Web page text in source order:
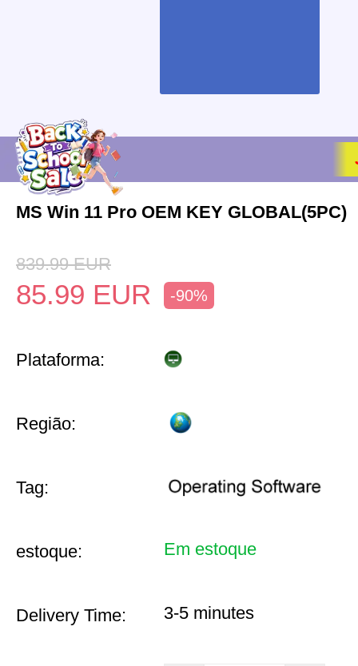
MS Win 11 Pro OEM KEY GLOBAL(5PC)
839.99 EUR
85.99 EUR -90%
Plataforma:
Região:
Tag:
estoque: Em estoque
Delivery Time: 3-5 minutes